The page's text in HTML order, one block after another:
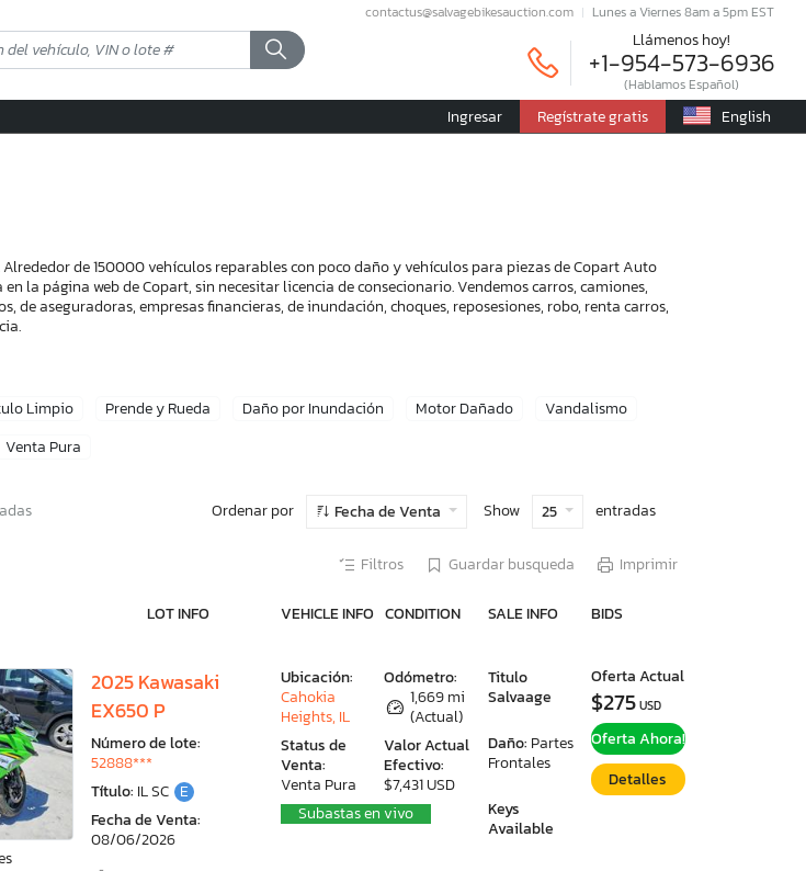
contactus@salvagebikesauction.com Lunes a Viernes 8am a 5pm EST
Llámenos hoy!
+1-954-573-6936
(Hablamos Español)
Ingresar Regístrate gratis English
de 150000 vehículos reparables con poco daño y vehículos para piezas de Copart Auto
la página web de Copart, sin necesitar licencia de consecionario. Vendemos carros, camiones,
aseguradoras, empresas financieras, de inundación, choques, reposesiones, robo, renta carros,
Limpio Prende y Rueda Daño por Inundación Motor Dañado
Vandalismo
Venta Pura
Ordenar por Fecha de Venta Show 25 entradas
Filtros Guardar busqueda Imprimir
LOT INFO VEHICLE INFO CONDITION SALE INFO BIDS
2025 Kawasaki
EX650 P
Número de lote:
52888***
Título: IL SC E
Fecha de Venta:
08/06/2026
Odómetro:
1,669 mi
(Actual)
Valor Actual
Efectivo:
$7,431 USD
Titulo
Salvaage
Daño: Partes
Frontales
Keys
Available
Ubicación:
Cahokia
Heights, IL
Status de
Venta:
Venta Pura
Subastas en vivo
Oferta Actual
$275USD
Oferta Ahora!
Detalles